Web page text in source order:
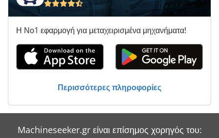
Η Νο1 εφαρμογή για μεταχειρισμένα μηχανήματα!
Περισσότερες πληροφορίες
Machineseeker.gr είναι επίσημος χορηγός του: